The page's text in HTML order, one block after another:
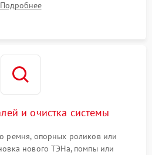
работы компрессора и
Подробнее
и очистка системы
ремня, опорных роликов или
нового ТЭНа, помпы или